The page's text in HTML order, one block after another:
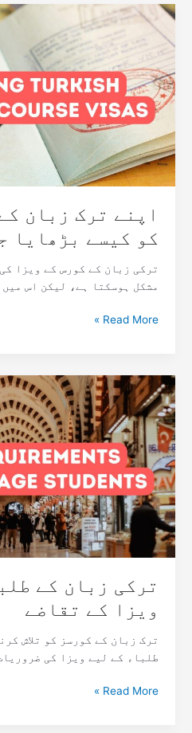
اپنے ترک زبان
کو کیسے بڑھایا
ترکی زبان کے کورس کے ویزا
مشکل ہوسکتا ہے، لیکن اس
اپنے
ترک
زبان
کے
کورس
کے
ویزا
کو
کیسے
بڑھایا
جائے۔
Read More »
ترکی زبان کے
ویزا کے تقاضے
ترک زبان کے کورسز کو تلاش
طلباء کے لیے ویزا کی
ترکی
زبان
کے
طلباء
کے
لیے
ویزا
کے
تقاضے
Read More »